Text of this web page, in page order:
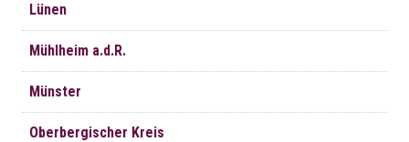
Lünen
Mühlheim a.d.R.
Münster
Oberbergischer Kreis